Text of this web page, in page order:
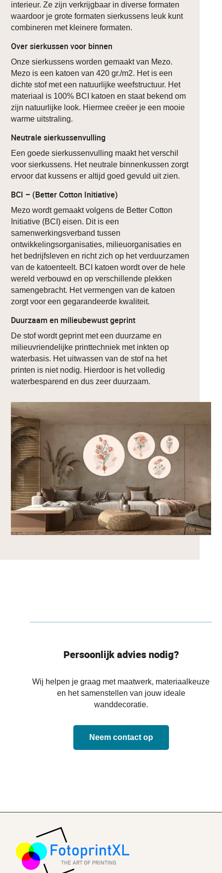
interieur. Ze zijn verkrijgbaar in diverse formaten
waardoor je grote formaten sierkussens leuk kunt
combineren met kleinere formaten.
Over sierkussen voor binnen
Onze sierkussens worden gemaakt van Mezo.
Mezo is een katoen van 420 gr./m2. Het is een
dichte stof met een natuurlijke weefstructuur. Het
materiaal is 100% BCI katoen en staat bekend om
zijn natuurlijke look. Hiermee creëer je een mooie
warme uitstraling.
Neutrale sierkussenvulling
Een goede sierkussenvulling maakt het verschil
voor sierkussens. Het neutrale binnenkussen zorgt
ervoor dat kussens er altijd goed gevuld uit zien.
BCI – (Better Cotton Initiative)
Mezo wordt gemaakt volgens de Better Cotton
Initiative (BCI) eisen. Dit is een
samenwerkingsverband tussen
ontwikkelingsorganisaties, milieuorganisaties en
het bedrijfsleven en richt zich op het verduurzamen
van de katoenteelt. BCI katoen wordt over de hele
wereld verbouwd en op verschillende plekken
samengebracht. Het vermengen van de katoen
zorgt voor een gegarandeerde kwaliteit.
Duurzaam en milieubewust geprint
De stof wordt geprint met een duurzame en
milieuvriendelijke printtechniek met inkten op
waterbasis. Het uitwassen van de stof na het
printen is niet nodig. Hierdoor is het volledig
waterbesparend en dus zeer duurzaam.
Persoonlijk advies nodig?
Wij helpen je graag met maatwerk, materiaalkeuze
en het samenstellen van jouw ideale
wanddecoratie.
Neem contact op